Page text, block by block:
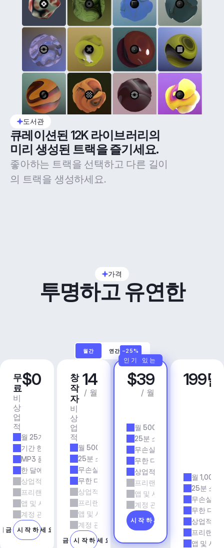
도서관
큐레이션된 12K 라이브러리의
미리 생성된 트랙을 즐기세요.
좋아하는 트랙을 선택하고 다른 길이
의 트랙을 생성하세요.
가격
투명하고 유연한
월간 연간 –25%
무
료
비
상
업
적
$0
월 25개 트랙
기간 한정
MP3 품질
한 달에 5회 다운로드
상업적 사용
프리랜서 및 에이전시 업무
앱 및 서비스
계정 관리자 지원
금 시작하세요
창
작
자
비
상
업
적
14
/ 월
월 500개 트랙
25분 소요 시간
무손실 품질
무한 다운로드
상업적 사용
프리랜서 및 에이전시 업무
앱 및 서비스
계정 관리자 지원
지금 시작하세요
프
로
$39
/ 월
월 500개 트랙
25분 소요 시간
무손실 품질
무한 다운로드
상업적 사용
프리랜서 및 에이전시 업무
앱 및 서비스
계정 관리자 지원
지금 시작하세요
인기 있는
비
즈
199
월 1,000
25분 소요
무손실 품
무한 다운
상업적 사
프리랜서
앱 및 서비